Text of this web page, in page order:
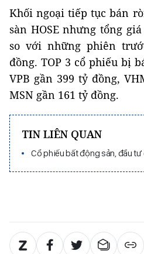
Khối ngoại tiếp tục bán
sàn HOSE nhưng tổng
so với những phiên
đồng. TOP 3 cổ phiếu bị
VPB gần 399 tỷ đồng,
MSN gần 161 tỷ đồng.
TIN LIÊN QUAN
Cổ phiếu bất động sản, đầu